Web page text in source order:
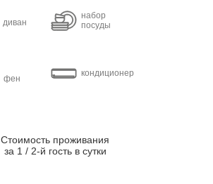
кондиционер
диван
набор
посуды
фен
Стоимость проживания
за 1 / 2-й гость в сутки